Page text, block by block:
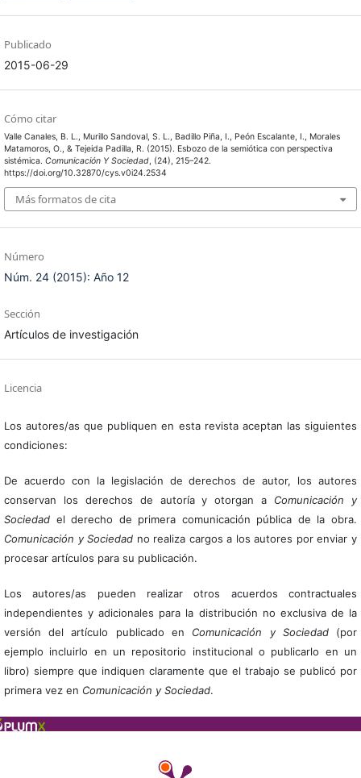
Publicado
2015-06-29
Cómo citar
Valle Canales, B. L., Murillo Sandoval, S. L., Badillo Piña, I., Peón Escalante, I., Morales
Matamoros, O., & Tejeida Padilla, R. (2015). Esbozo de la semiótica con perspectiva
sistémica. Comunicación Y Sociedad, (24), 215–242.
https://doi.org/10.32870/cys.v0i24.2534
Más formatos de cita
Número
Núm. 24 (2015): Año 12
Sección
Artículos de investigación
Licencia
Los autores/as que publiquen en esta revista aceptan las siguientes
condiciones:
De acuerdo con la legislación de derechos de autor, los autores
conservan los derechos de autoría y otorgan a Comunicación y
Sociedadel derecho de primera comunicación pública de la obra.
Comunicación y Sociedad no realiza cargos a los autores por enviar y
procesar artículos para su publicación.
Los autores/as pueden realizar otros acuerdos contractuales
independientes y adicionales para la distribución no exclusiva de la
versión del artículo publicado en Comunicación y Sociedad(por
ejemplo incluirlo en un repositorio institucional o publicarlo en un
libro) siempre que indiquen claramente que el trabajo se publicó por
primera vez en Comunicación y Sociedad.